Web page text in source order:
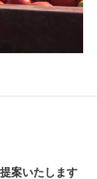
案いたします